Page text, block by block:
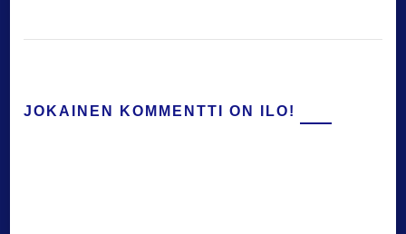
JOKAINEN KOMMENTTI ON ILO!